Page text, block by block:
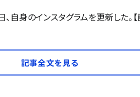
自身のインスタグラムを更新した。
記事全文を見る